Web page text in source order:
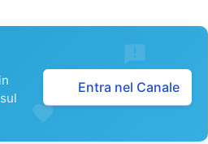
Entra nel Canale